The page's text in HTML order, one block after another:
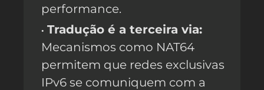
performance.
Tradução é a terceira via:
Mecanismos como NAT64
permitem que redes exclusivas
IPv6 se comuniquem com a